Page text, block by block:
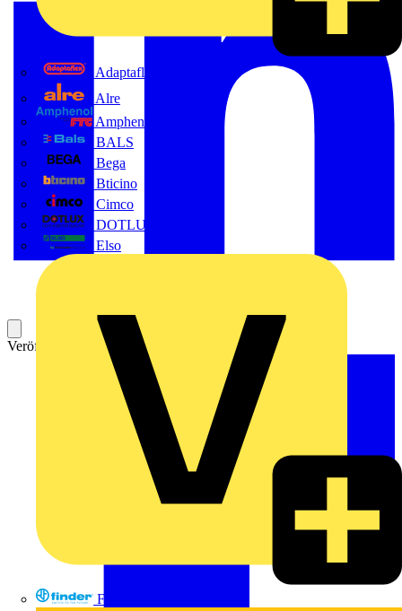
Adaptaflex
Alre
Amphenol FTG
BALS
Bega
Bticino
Cimco
DOTLUX GmbH
Elso
FINDER
Veröffentlicht: 16. Oktober 2018 Kategorie: BFE Seminare